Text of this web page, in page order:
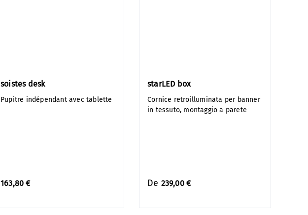
soistes desk
Pupitre indépendant avec tablette
163,80 €
starLED box
Cornice retroilluminata per banner
in tessuto, montaggio a parete
De 239,00 €